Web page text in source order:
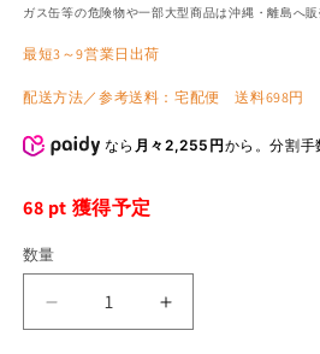
価
格
ガス缶等の危険物や一部大型商品は沖縄・離島へ
最短3～9営業日出荷
配送方法／参考送料：宅配便 送料698円
なら 月々2,255円から。分割
68 pt 獲得予定
数量
PB